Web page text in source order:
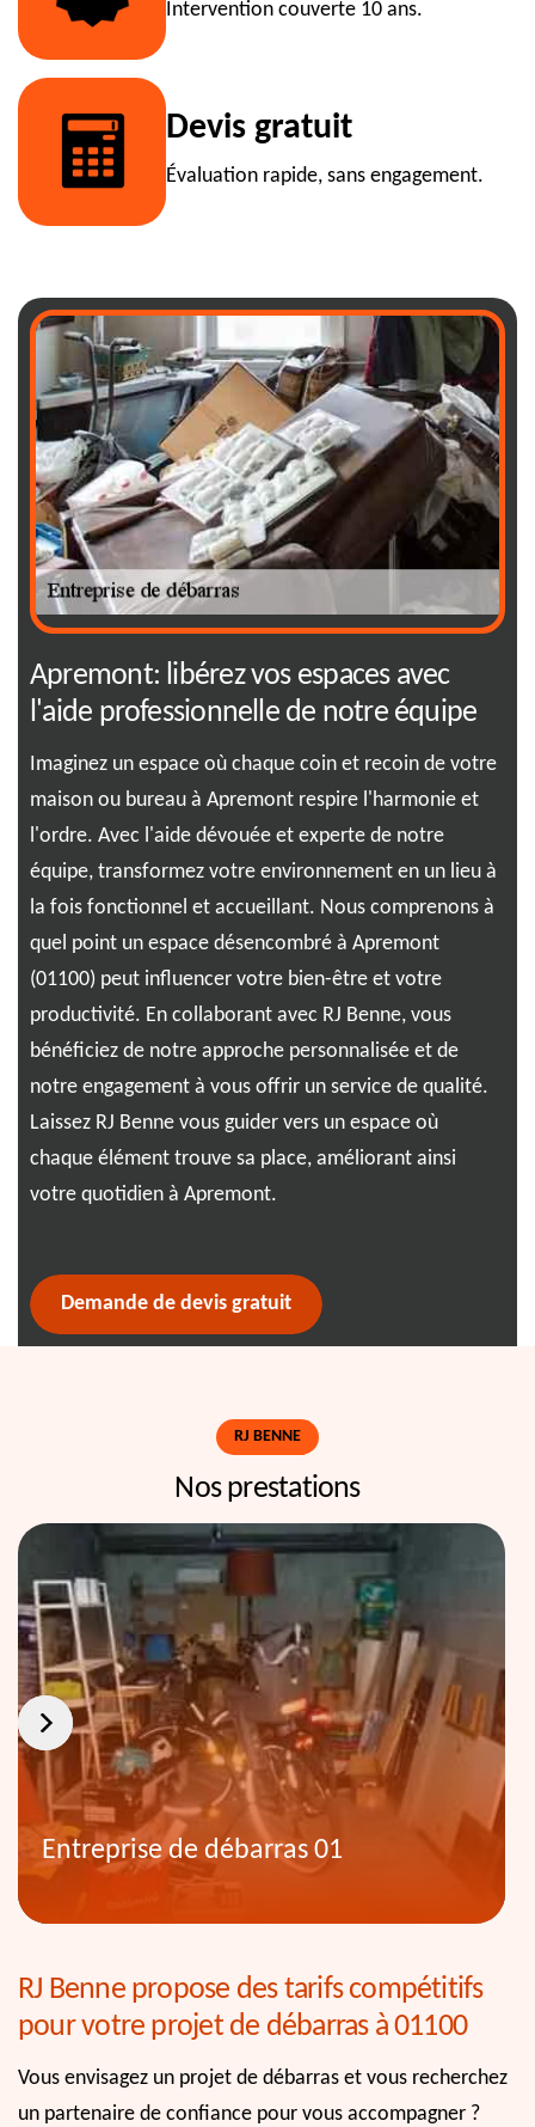
Intervention couverte 10 ans.
Devis gratuit
Évaluation rapide, sans engagement.
Apremont: libérez vos espaces avec
l'aide professionnelle de notre équipe
Imaginez un espace où chaque coin et recoin de votre
maison ou bureau à Apremont respire l'harmonie et
l'ordre. Avec l'aide dévouée et experte de notre
équipe, transformez votre environnement en un lieu à
la fois fonctionnel et accueillant. Nous comprenons à
quel point un espace désencombré à Apremont
(01100) peut influencer votre bien-être et votre
productivité. En collaborant avec RJ Benne, vous
bénéficiez de notre approche personnalisée et de
notre engagement à vous offrir un service de qualité.
Laissez RJ Benne vous guider vers un espace où
chaque élément trouve sa place, améliorant ainsi
votre quotidien à Apremont.
Demande de devis gratuit
RJ BENNE
Nos prestations
Entreprise de débarras 01
RJ Benne propose des tarifs compétitifs
pour votre projet de débarras à 01100
Vous envisagez un projet de débarras et vous recherchez
un partenaire de confiance pour vous accompagner ?